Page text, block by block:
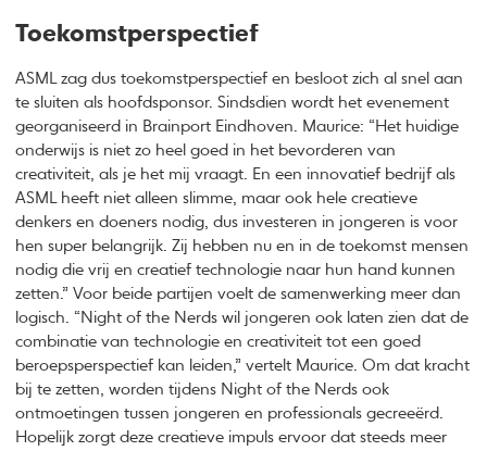
Toekomstperspectief
ASML zag dus toekomstperspectief en besloot zich al snel aan
te sluiten als hoofdsponsor. Sindsdien wordt het evenement
georganiseerd in Brainport Eindhoven. Maurice: “Het huidige
onderwijs is niet zo heel goed in het bevorderen van
creativiteit, als je het mij vraagt. En een innovatief bedrijf als
ASML heeft niet alleen slimme, maar ook hele creatieve
denkers en doeners nodig, dus investeren in jongeren is voor
hen super belangrijk. Zij hebben nu en in de toekomst mensen
nodig die vrij en creatief technologie naar hun hand kunnen
zetten.” Voor beide partijen voelt de samenwerking meer dan
logisch. “Night of the Nerds wil jongeren ook laten zien dat de
combinatie van technologie en creativiteit tot een goed
beroepsperspectief kan leiden,” vertelt Maurice. Om dat kracht
bij te zetten, worden tijdens Night of the Nerds ook
ontmoetingen tussen jongeren en professionals gecreeërd.
Hopelijk zorgt deze creatieve impuls ervoor dat steeds meer